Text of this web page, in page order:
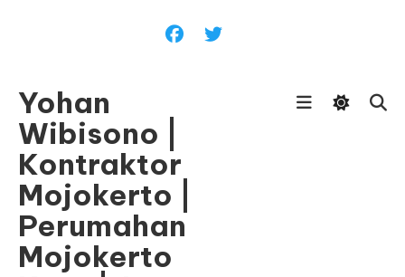
Yohan
Wibisono |
Kontraktor
Mojokerto |
Perumahan
Mojokerto